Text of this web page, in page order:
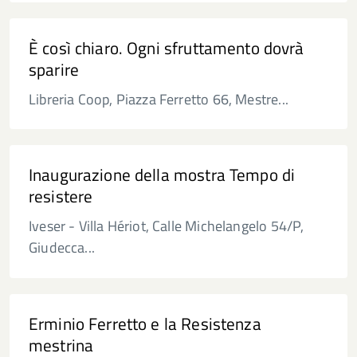
È così chiaro. Ogni sfruttamento dovrà
sparire
Libreria Coop, Piazza Ferretto 66, Mestre...
Inaugurazione della mostra Tempo di
resistere
Iveser - Villa Hériot, Calle Michelangelo 54/P,
Giudecca...
Erminio Ferretto e la Resistenza
mestrina